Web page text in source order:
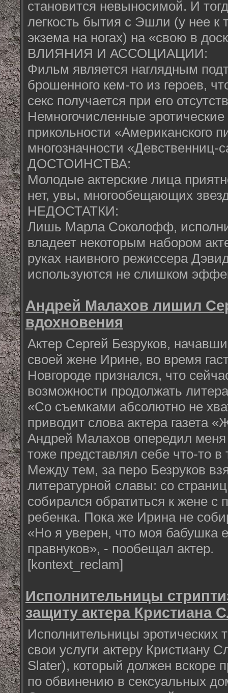
становится невыносимой. И
легкость бытия с Эшли (у нее к
экзема на ногах) на «свою в
ВЛИЯНИЯ И АССОЦИАЦИИ:
Фильм является наглядным
брошенного кем-то из героев,
секс получается при его
Немногочисленные
прикольности «Американского
многозначности «Девственниц-
ДОСТОИНСТВА:
Молодые актерские лица
нет, увы, многообещающих
НЕДОСТАТКИ:
Лишь Марла Соколофф,
владеет некоторым набором
руках наивного режиссера
используются не слишком
Андрей Малахов лишил
вдохновения
Актер Сергей Безруков,
своей жене Ирине, во время
Новгороде признался, что
возможности продолжать
«Со съемками абсолютно не
приводит слова актера газета
Андрей Малахов опередил меня
тоже представлял себе что-то
Между тем, за перо Безруков
литературной славы: со
собирался обратиться к жене с
ребенка. Пока же Ирина не
«Но я уверен, что моя бабушка
правнуков», - пообещал актер.
[kontext_reclam]
Исполнительницы
защиту актера Кристиана
Исполнительницы эротических
свои услуги актеру Кристиану
Slater), который должен вскоре
по обвинению в сексуальных